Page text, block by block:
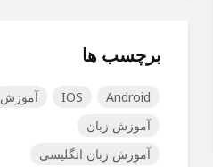
برچسب ها
Android
IOS
آموزش
آموزش زبان
آموزش زبان انگلیسی